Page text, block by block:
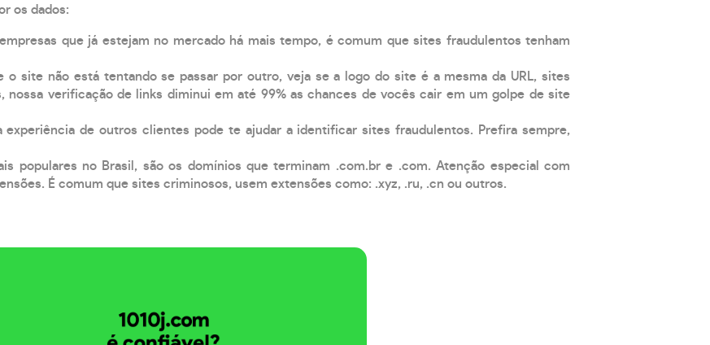
os dados:
que já estejam no mercado há mais tempo, é comum que sites fraudulentos tenham
o site não está tentando se passar por outro, veja se a logo do site é a mesma da URL, sites
nossa verificação de links diminui em até 99% as chances de vocês cair em um golpe de site
experiência de outros clientes pode te ajudar a identificar sites fraudulentos. Prefira sempre,
populares no Brasil, são os domínios que terminam .com.br e .com. Atenção especial com
É comum que sites criminosos, usem extensões como: .xyz, .ru, .cn ou outros.